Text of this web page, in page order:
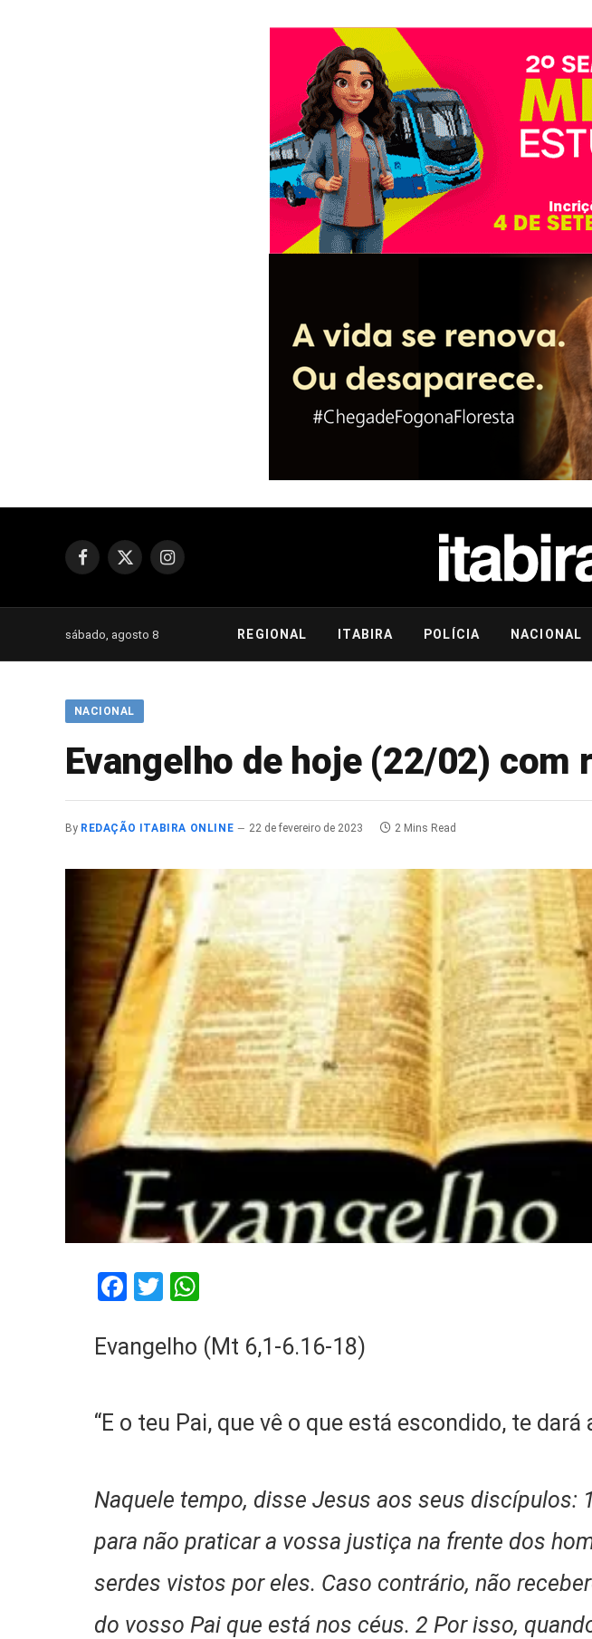
Facebook
X
Instagram
sábado, agosto 8 REGIONAL ITABIRA POLÍCIA NACIONAL
NACIONAL
Evangelho de hoje (22/02) com
By REDAÇÃO ITABIRA ONLINE 22 de fevereiro de 2023 2 Mins Read
Facebook
Twitter
Evangelho (Mt 6,1-6.16-18)
“E o teu Pai, que vê o que está escondido, te dará
Naquele tempo, disse Jesus aos seus discípulos:
para não praticar a vossa justiça na frente dos
serdes vistos por eles. Caso contrário, não
do vosso Pai que está nos céus. 2 Por isso,